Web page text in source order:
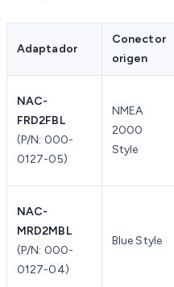
Adaptador
Conector
origen
NAC-
FRD2FBL
(P/N: 000-
0127-05)
NMEA
2000
Style
NAC-
MRD2MBL
(P/N: 000-
0127-04)
Blue Style